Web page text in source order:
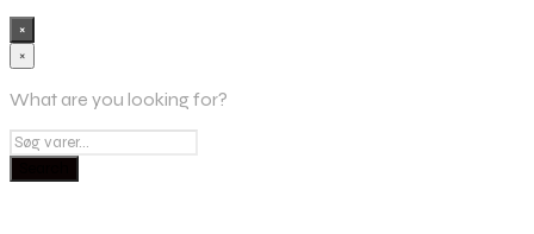
×
×
What are you looking for?